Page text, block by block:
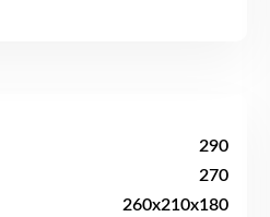
290
270
260x210x180